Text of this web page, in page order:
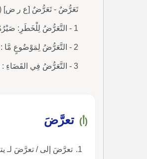
تَعَرُّضٌ - تَعَرُّضٌ [ع ر ض]
1 - التَّعَرُّضُ لِلْخَطَرِ: صَيْرُهُ هَدَفاً لَهُ. تَعَرُّضُ الجِسْمِ لِلأَمْرَاضِ.
2 - التَّعَرُّضُ لِمَوْضُوعٍ مَّا : التَّصَدِّي لَهُ.
3 - التَّعَرُّضُ فِي القَضَاءِ : فِعْلٌ مَادِّيٌّ أَوْ إِجْرَاءٌ قَانُونِيٌّ يُقْصَدُ بِهِ مُنَازَعَةُ الحَائِزِ فِي حِيَازَتِهِ.
(أ) تعرَّضَ
تعرَّضَ إلى / تعرَّضَ لـ